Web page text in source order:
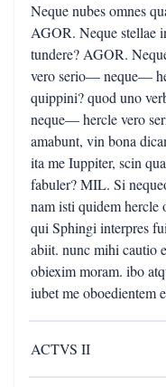
Neque nubes omnes
AGOR. Neque stellae
tundere? AGOR.
vero serio— neque—
quippini? quod uno
neque— hercle vero
amabunt, vin bona
ita me Iuppiter, scin
fabuler? MIL. Si
nam isti quidem hercle
qui Sphingi interpres
abiit. nunc mihi cautio
obiexim moram. ibo
iubet me oboedientem
ACTVS II